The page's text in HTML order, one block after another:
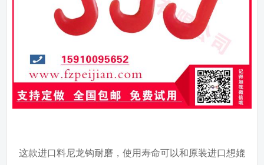
这款进口料尼龙钩耐磨，使用寿命可以和原装进口想媲